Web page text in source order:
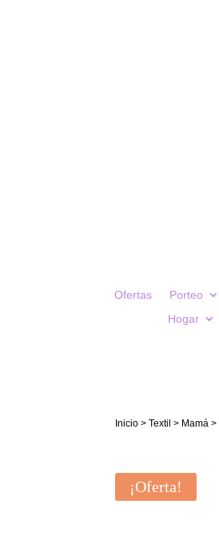
Ofertas Porteo
Hogar
Inicio >Textil > Mamá >
¡Oferta!